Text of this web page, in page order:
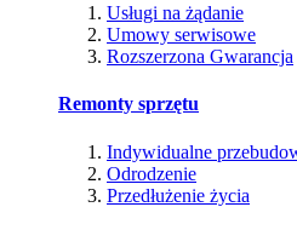
Usługi na żądanie
Umowy serwisowe
Rozszerzona Gwarancja
Remonty sprzętu
Indywidualne
Odrodzenie
Przedłużenie życia